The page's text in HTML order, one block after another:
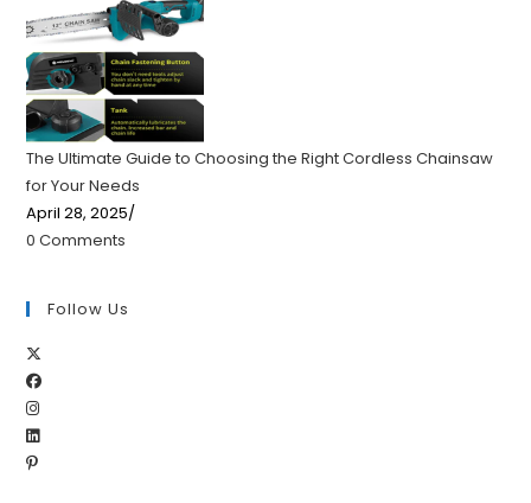
The Ultimate Guide to Choosing the Right Cordless Chainsaw
for Your Needs
April 28, 2025/
0 Comments
Follow Us
inOpens
Opens
inOpens
Opens